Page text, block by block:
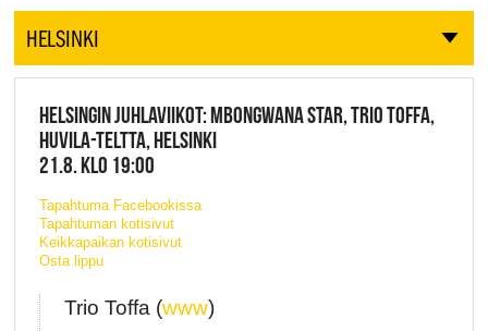
HELSINKI
HELSINGIN JUHLAVIIKOT: MBONGWANA STAR, TRIO TOFFA,
HUVILA-TELTTA, HELSINKI
21.8. KLO 19:00
Tapahtuma Facebookissa
Tapahtuman kotisivut
Keikkapaikan kotisivut
Osta lippu
Trio Toffa (www)